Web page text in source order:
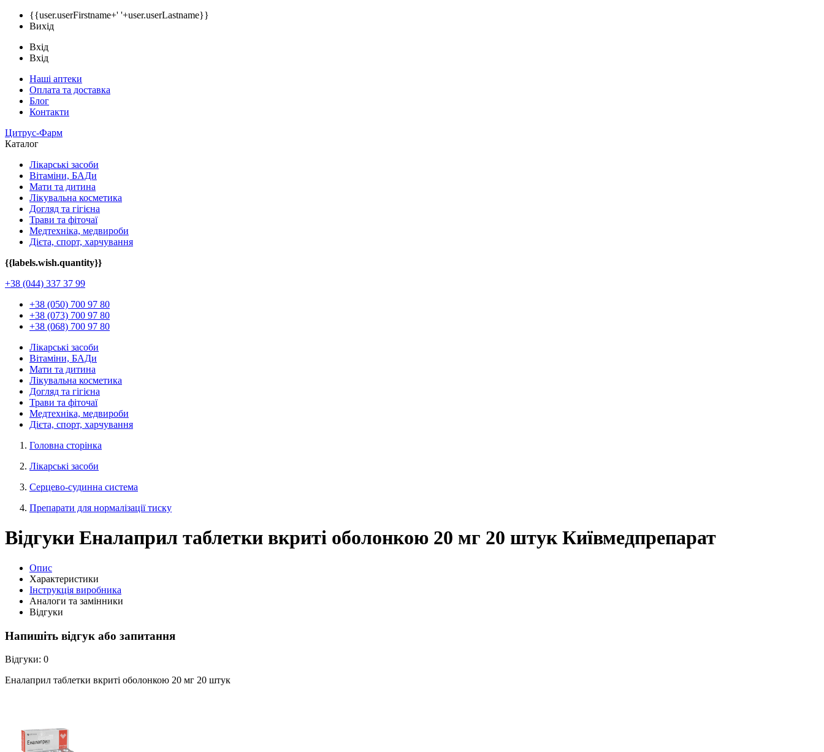
{{user.userFirstname+' '+user.userLastname}}
Вихід
Вхід
Вхід
Наші аптеки
Оплата та доставка
Блог
Контакти
Цитрус-Фарм
Каталог
Лікарські засоби
Вітаміни, БАДи
Мати та дитина
Лікувальна косметика
Догляд та гігієна
Трави та фіточаї
Медтехніка, медвироби
Дієта, спорт, харчування
{{labels.wish.quantity}}
+38 (044) 337 37 99
+38 (050) 700 97 80
+38 (073) 700 97 80
+38 (068) 700 97 80
Лікарські засоби
Вітаміни, БАДи
Мати та дитина
Лікувальна косметика
Догляд та гігієна
Трави та фіточаї
Медтехніка, медвироби
Дієта, спорт, харчування
Головна сторінка
Лікарські засоби
Серцево-судинна система
Препарати для нормалізації тиску
Відгуки Еналаприл таблетки вкриті оболонкою 20 мг 20 штук Київмедпрепарат
Опис
Характеристики
Інструкція виробника
Аналоги та замінники
Відгуки
Напишіть відгук або запитання
Відгуки: 0
Еналаприл таблетки вкриті оболонкою 20 мг 20 штук